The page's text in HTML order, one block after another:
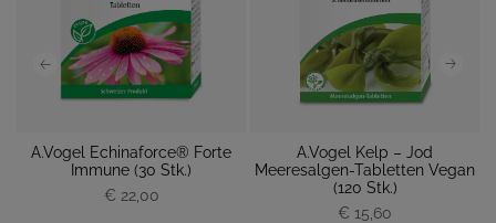
A.Vogel Echinaforce® Forte
Immune (30 Stk.)
€ 22,00
A.Vogel Kelp – Jod
Meeresalgen-Tabletten Vegan
(120 Stk.)
€ 15,60
P